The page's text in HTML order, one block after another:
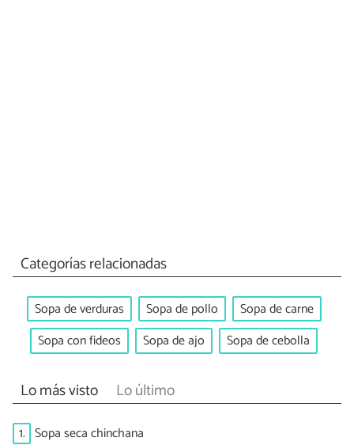
Categorías relacionadas
Sopa de verduras Sopa de pollo
Sopa de carne
Sopa con fideos
Sopa de ajo Sopa de cebolla
Lo más visto Lo último
1. Sopa seca chinchana